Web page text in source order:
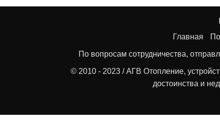
Главная
По вопросам сотрудничества,
© 2010 - 2023 / АГВ Отопление,
достоинства и